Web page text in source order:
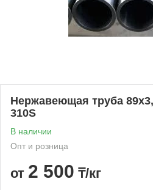
Нержавеющая труба
310S
В наличии
Опт и розница
от 2 500 ₸/кг